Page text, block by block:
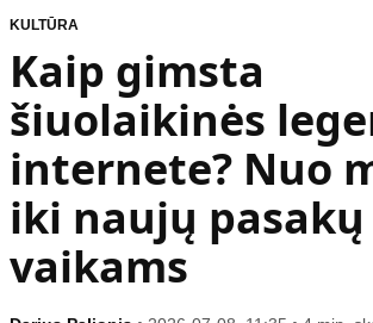
Naujausi straipsniai
Gyvenimas
Įdomybės
Mada
Mokslas
Namai ir interjeras
Technologijos
Gyvenimo
Vasaros
Tėvai ir vaikai
Populiaru
KULTŪRA
Kaip gimsta
šiuolaikinės
internete? Nuo
iki naujų pasakų
vaikams